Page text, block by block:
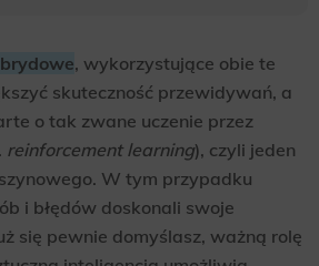
, wykorzystujące obie te
skuteczność przewidywań, a
o tak zwane uczenie przez
reinforcement learning), czyli jeden
W tym przypadku
i błędów doskonali swoje
się pewnie domyślasz, ważną rolę